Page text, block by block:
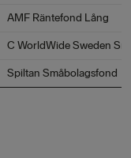
AMF Räntefond Lång
C WorldWide Sweden
Spiltan Småbolagsfond